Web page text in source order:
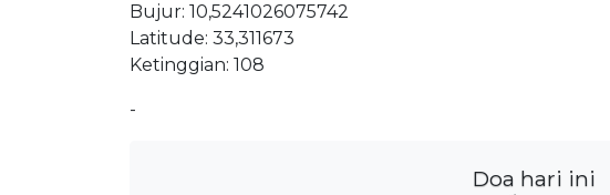
Bujur: 10,5241026075742
Latitude: 33,311673
Ketinggian: 108
-
Doa hari ini